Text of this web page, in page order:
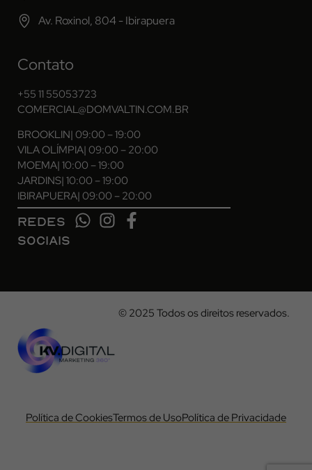
Av. Roxinol, 804 - Ibirapuera
Contato
+55 11 55053723
COMERCIAL@DOMVALTIN.COM.BR
BROOKLIN| 09:00 – 19:00
VILA OLÍMPIA| 09:00 – 20:00
MOEMA| 10:00 – 19:00
JARDINS| 10:00 – 19:00
IBIRAPUERA| 09:00 – 20:00
REDES
SOCIAIS
© 2025 Todos os direitos reservados.
Política de CookiesTermos de UsoPolítica de Privacidade